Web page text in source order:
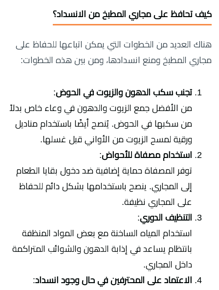
كيف تحافظ على مجاري المطبخ من الانسداد؟
هناك العديد من الخطوات التي يمكن اتباعها للحفاظ على
مجاري المطبخ ومنع انسدادها، ومن بين هذه الخطوات:
تجنب سكب الدهون والزيوت في الحوض:
من الأفضل جمع الزيوت والدهون في وعاء خاص بدلاً
من سكبها في الحوض. يُنصح أيضًا باستخدام مناديل
ورقية لمسح الزيوت من الأواني قبل غسلها.
استخدام مصفاة للأحواض:
توفر المصفاة حماية إضافية ضد دخول بقايا الطعام
إلى المجاري. ينصح باستخدامها بشكل دائم للحفاظ
على المجاري نظيفة.
التنظيف الدوري:
استخدام المياه الساخنة مع بعض المواد المنظفة
بانتظام يساعد في إذابة الدهون والشوائب المتراكمة
داخل المجاري.
الاعتماد على المحترفين في حال وجود انسداد: